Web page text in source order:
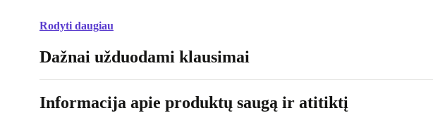
Rodyti daugiau
Dažnai užduodami klausimai
Informacija apie produktų saugą ir atitiktį